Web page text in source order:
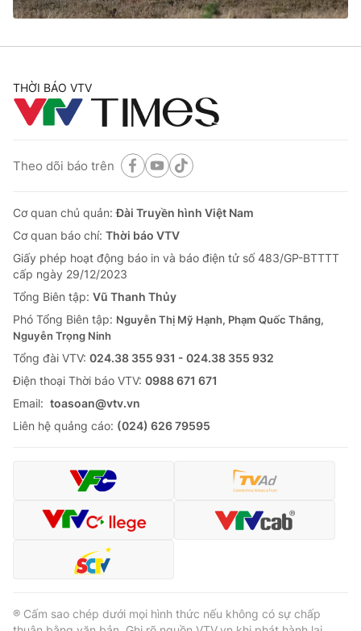
Chuyên mục khác
Emagazine Podcast
Photo
VTV Sức khoẻ Bất động sản
Thị trường 24h
VTV4 Vươn mình bằng AI
VTV9 VTV8
Liên hệ tòa soạn English
Cơ quan chủ quản:Đài Truyền hình Việt Nam
THỜI BÁO VTV
Theo dõi báo trên
Cơ quan chủ quản:Đài Truyền hình Việt Nam
Cơ quan báo chí: Thời báo VTV
Giấy phép hoạt động báo in và báo điện tử số 483/GP-BTTTT
cấp ngày 29/12/2023
Tổng Biên tập: Vũ Thanh Thủy
Phó Tổng Biên tập: Nguyễn Thị Mỹ Hạnh, Phạm Quốc Thắng,
Nguyễn Trọng Ninh
Tổng đài VTV: 024.38 355 931 - 024.38 355 932
Ðiện thoại Thời báo VTV: 0988 671 671
Email: toasoan@vtv.vn
Liên hệ quảng cáo: (024) 626 79595
® Cấm sao chép dưới mọi hình thức nếu không có sự chấp